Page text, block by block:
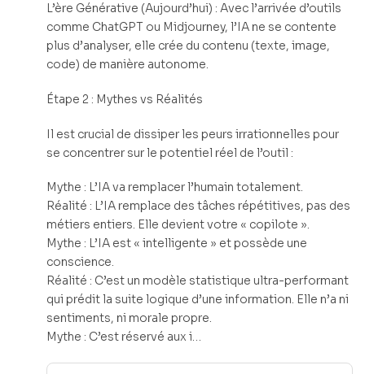
L’ère Générative (Aujourd’hui) : Avec l’arrivée d’outils
comme ChatGPT ou Midjourney, l’IA ne se contente
plus d’analyser, elle crée du contenu (texte, image,
code) de manière autonome.
Étape 2 : Mythes vs Réalités
Il est crucial de dissiper les peurs irrationnelles pour
se concentrer sur le potentiel réel de l’outil :
Mythe : L’IA va remplacer l’humain totalement.
Réalité : L’IA remplace des tâches répétitives, pas des
métiers entiers. Elle devient votre « copilote ».
Mythe : L’IA est « intelligente » et possède une
conscience.
Réalité : C’est un modèle statistique ultra-performant
qui prédit la suite logique d’une information. Elle n’a ni
sentiments, ni morale propre.
Mythe : C’est réservé aux i…